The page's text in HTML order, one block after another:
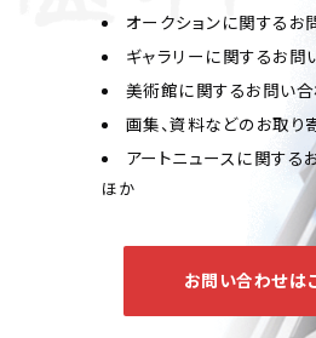
オークションに関するお
ギャラリーに関するお問
美術館に関するお問い
画集、資料などのお取り
アートニュースに関する
ほか
お問い合わせは